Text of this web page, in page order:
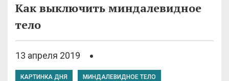
Как выключить миндалевидное
тело
13 апреля 2019
КАРТИНКА ДНЯ МИНДАЛЕВИДНОЕ ТЕЛО